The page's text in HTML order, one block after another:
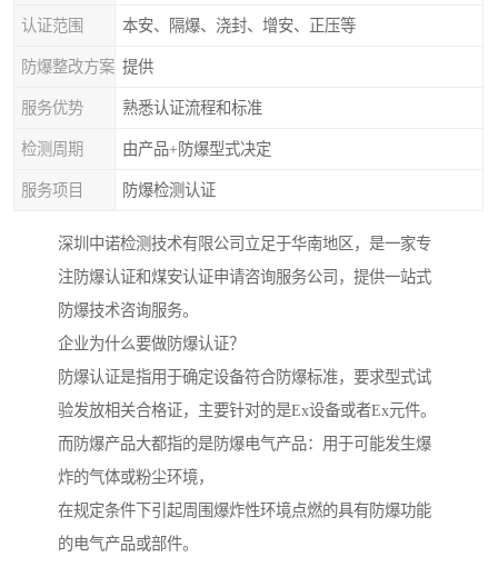
认证范围 本安、隔爆、浇封、增安、正压等
防爆整改方案 提供
服务优势 熟悉认证流程和标准
检测周期 由产品+防爆型式决定
服务项目 防爆检测认证
深圳中诺检测技术有限公司立足于华南地区，是一家专
注防爆认证和煤安认证申请咨询服务公司，提供一站式
防爆技术咨询服务。
企业为什么要做防爆认证？
防爆认证是指用于确定设备符合防爆标准，要求型式试
验发放相关合格证，主要针对的是Ex设备或者Ex元件。
而防爆产品大都指的是防爆电气产品：用于可能发生爆
炸的气体或粉尘环境，
在规定条件下引起周围爆炸性环境点燃的具有防爆功能
的电气产品或部件。